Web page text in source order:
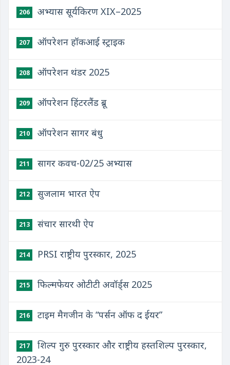
206 अभ्यास सूर्यकिरण XIX–2025
207 ऑपरेशन हॉकआई स्ट्राइक
208 ऑपरेशन थंडर 2025
209 ऑपरेशन हिंटरलैंड ब्रू
210 ऑपरेशन सागर बंधु
211 सागर कवच-02/25 अभ्यास
212 सुजलाम भारत ऐप
213 संचार सारथी ऐप
214 PRSI राष्ट्रीय पुरस्कार, 2025
215 फिल्मफेयर ओटीटी अवॉर्ड्स 2025
216 टाइम मैगजीन के “पर्सन ऑफ द ईयर”
217
शिल्प गुरु पुरस्कार और राष्ट्रीय हस्तशिल्प पुरस्कार,
2023-24